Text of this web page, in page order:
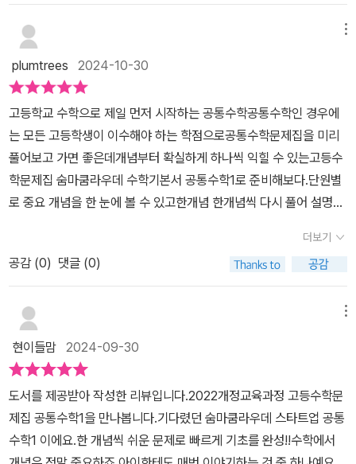
야 하니학교 내신까지 대비할 수 있는고등학교수학문제집 스타트업
공수1으로우리 아이 고1 중간고사까지 대비한답니다.
서 개념 획득이 끝나면 개념 아래 있는 문제들을 모두 한 난이도로 부
담 없이 반복 학습하며,핵심 패턴을 반복 학습할 수 있도록 구성하여
내신과 수능 공부의 기초 체력을 쌓게 해주는 기초 강화 단계에 이릅
니다.중학교 스타트업 수학 교재 역시 이러한 단계로 부담 없는 분량
으로아이들의 수학 기초를 탄탄하게 만들어줍니다.숨마쿰라우데 스
타트업 공통수학 1 이 기초 단계만 있는 교재가 아니에요.기초를 탄탄
하게 만들어준 후 소단원 끝에 Mini Test 가 있어서 내신 준비를자연
스레 할 수 있어요.개념 기초를 먼저 살펴본 후 유형 기본을 지나 학
교 시험형까지 이어지며실전에 어떤 방식으로 문제들이 나오는지
를 숨마쿰라우데 스타트업 공통수학 1을 통해알 수 있는 유형 정리가
가능합니다.학교 시험 맛보기 보이죠?실제 학교 서술형과 단답형 출
제 스타일을 그대로 반영하여배웠던 개념들을 종합해서 풀어보게 합
두꺼워요.문제집들의 해설집이 두껍다는 건 설명이 잘 되어있는 경우
가 많아요.숨마쿰라우데 스타트업 공통수학 1의 정답 및 해설집은 계
산 과정을자세하게 설명해 주고 있어서 내가 어디서 틀렸는지 파악할
수 있어요.숨마쿰라우데 스타트업 공통수학 1을 살펴보면서예비고
친구들 그리고 고등 선행을 하는 친구들에게 어려운 고등 수학의 언
어를 어렵지 않게 잡아주고 있어요.그리고 빽빽한 문제 구성이 아닌
여유 있는 문제 구성으로 예비고 아이들이 큰 어려움 없이고등 수학
plumtrees 2024-10-30
고등학교 수학으로 제일 먼저 시작하는 공통수학공통수학인 경우에
는 모든 고등학생이 이수해야 하는 학점으로공통수학문제집을 미리
풀어보고 가면 좋은데개념부터 확실하게 하나씩 익힐 수 있는고등수
학문제집 숨마쿰라우데 수학기본서 공통수학1로 준비해보다.​단원별
로 중요 개념을 한 눈에 볼 수 있고한개념 한개념씩 다시 풀어 설명개
리에 있어서 개념을 확실하게알 수 있도록공식의 정리와 함께 공식이
만들어진 원리학습 선배인 필자들의 팁문제 풀이시 범하기 쉬운 오류
등을 설명해준다.​최적의 문제로 최고의 학습 효과를얻을 수 있는 고
등수학문제집제일 먼저 문제로 구성한 핵심 개념을 익히고어떤 개념
별로 시험에 출제되는 유형을 모은내신대비 Mini Test를 통해실력을
확인해보다..학교 시험을 본다고 생각하면서실수하지 않고 문제를 다
풀 수 있는지문제 속에 적용된 개념은 어떤 것인지 파악해볼 수 있다.​
어려워지는 고등수학2022개정교육과정을 반영하면서쉽고 자세한
설명과개념문제 발전문제까지 다양한 유형의고등수학 공통수학문제
더보기
공감 (0) 댓글 (0)
현이들맘 2024-09-30
도서를 제공받아 작성한 리뷰입니다.2022개정교육과정 고등수학문
제집 공통수학1을 만나봅니다.기다렸던 숨마쿰라우데 스타트업 공통
수학1 이에요.​한 개념씩 쉬운 문제로 빠르게 기초를 완성!!수학에서